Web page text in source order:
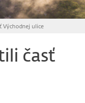
Východnej ulice
časť